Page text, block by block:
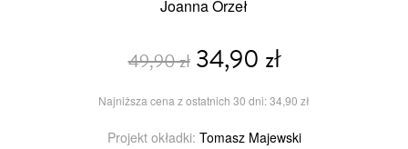
Joanna Orzeł
49,90 zł34,90 zł
Najniższa cena z ostatnich 30 dni: 34,90 zł
Projekt okładki: Tomasz Majewski